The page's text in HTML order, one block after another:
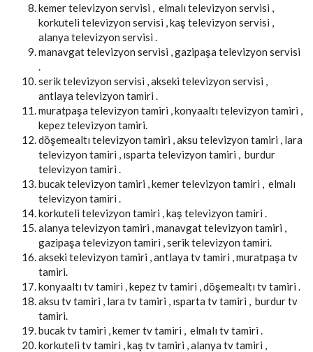
kemer televizyon servisi , elmalı televizyon servisi ,
korkuteli televizyon servisi , kaş televizyon servisi ,
alanya televizyon servisi .
manavgat televizyon servisi , gazipaşa televizyon servisi
.
serik televizyon servisi , akseki televizyon servisi ,
antlaya televizyon tamiri .
muratpaşa televizyon tamiri , konyaaltı televizyon tamiri ,
kepez televizyon tamiri.
döşemealtı televizyon tamiri , aksu televizyon tamiri , lara
televizyon tamiri , ısparta televizyon tamiri , burdur
televizyon tamiri .
bucak televizyon tamiri , kemer televizyon tamiri , elmalı
televizyon tamiri .
korkuteli televizyon tamiri , kaş televizyon tamiri .
alanya televizyon tamiri , manavgat televizyon tamiri ,
gazipaşa televizyon tamiri , serik televizyon tamiri.
akseki televizyon tamiri , antlaya tv tamiri , muratpaşa tv
tamiri.
konyaaltı tv tamiri , kepez tv tamiri , döşemealtı tv tamiri .
aksu tv tamiri , lara tv tamiri , ısparta tv tamiri , burdur tv
tamiri.
bucak tv tamiri , kemer tv tamiri , elmalı tv tamiri .
korkuteli tv tamiri , kaş tv tamiri , alanya tv tamiri ,